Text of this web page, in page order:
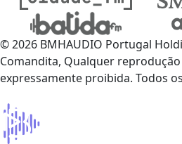
© 2026 BMHAUDIO Portugal
Comandita, Qualquer
expressamente proibida. Todos